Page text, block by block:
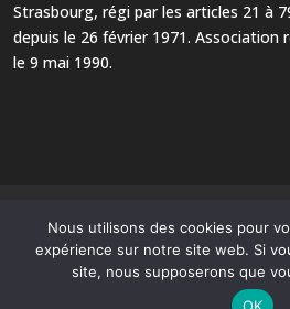
Strasbourg, régi par les articles 21 à
depuis le 26 février 1971. Association
le 9 mai 1990.
Nous utilisons des cookies pour
expérience sur notre site web. Si
site, nous supposerons que
OK